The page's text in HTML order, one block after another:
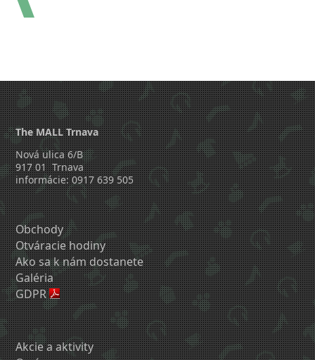
The MALL Trnava
Nová ulica 6/B
917 01 Trnava
informácie: 0917 639 505
Obchody
Otváracie hodiny
Ako sa k nám dostanete
Galéria
GDPR
Akcie a aktivity